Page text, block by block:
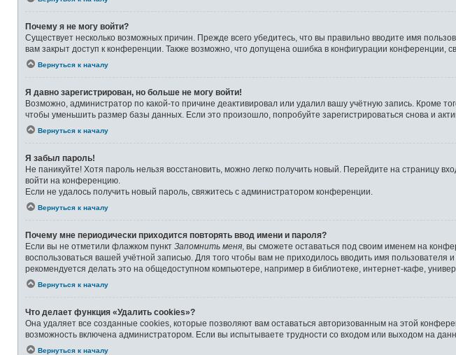
Почему я не могу войти?
Существует несколько возможных причин. Прежде всего убедитесь, что вы правильно вводите имя
вам закрыт доступ к конференции. Также возможно, что допущена ошибка в конфигурации конференции,
Вернуться к началу
Я давно зарегистрирован, но больше не могу войти!
Возможно, администратор по какой-то причине деактивировал или удалил вашу учётную запись. Кроме
чтобы уменьшить размер базы данных. Если это произошло, попробуйте зарегистрироваться снова и
Вернуться к началу
Я забыл пароль!
Не паникуйте! Хотя пароль нельзя восстановить, можно легко получить новый. Перейдите на страницу
войти на конференцию.
Если не удалось получить новый пароль, свяжитесь с администратором конференции.
Вернуться к началу
Почему мне периодически приходится повторять ввод имени и пароля?
Если вы не отметили флажком пункт Запомнить меня , вы сможете оставаться под своим именем на
воспользоваться вашей учётной записью. Для того чтобы вам не приходилось вводить имя
рекомендуется делать это на общедоступном компьютере, например в библиотеке, интернет-кафе,
Вернуться к началу
Что делает функция «Удалить cookies»?
Она удаляет все созданные cookies, которые позволяют вам оставаться авторизованным на этой
возможность включена администратором. Если вы испытываете трудности со входом или выходом на
Вернуться к началу